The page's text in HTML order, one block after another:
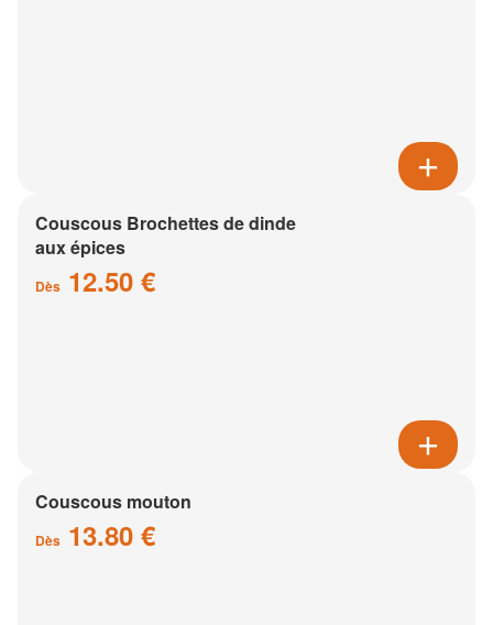
Couscous Brochettes de dinde
aux épices
Dès 12.50 €
Couscous mouton
Dès 13.80 €